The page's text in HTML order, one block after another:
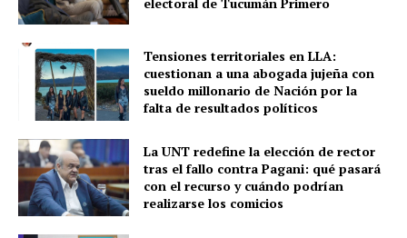
Tensiones territoriales en LLA:
cuestionan a una abogada jujeña con
sueldo millonario de Nación por la
falta de resultados políticos
La UNT redefine la elección de rector
tras el fallo contra Pagani: qué pasará
con el recurso y cuándo podrían
realizarse los comicios